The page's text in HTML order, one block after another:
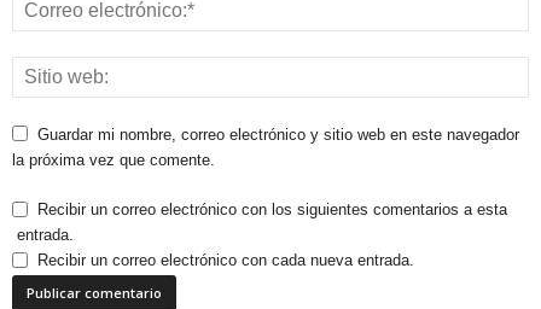
Guardar mi nombre, correo electrónico y sitio web en este navegador
la próxima vez que comente.
Recibir un correo electrónico con los siguientes comentarios a esta
entrada.
Recibir un correo electrónico con cada nueva entrada.